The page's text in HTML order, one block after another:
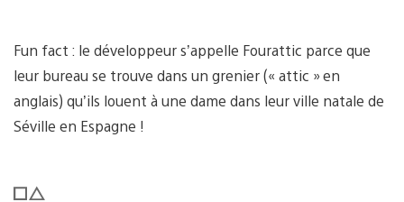
Fun fact : le développeur s’appelle Fourattic parce que
leur bureau se trouve dans un grenier (« attic » en
anglais) qu’ils louent à une dame dans leur ville natale de
Séville en Espagne !